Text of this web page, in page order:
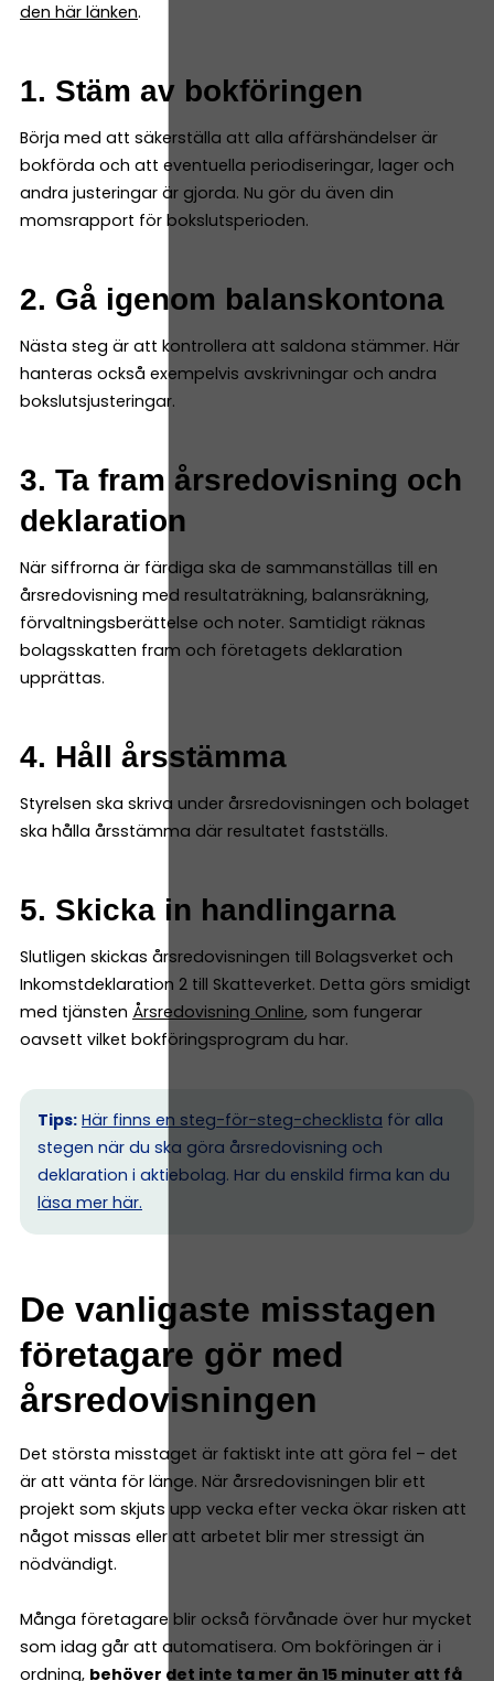
den här länken.
1. Stäm av bokföringen
Börja med att säkerställa att alla affärshändelser är
bokförda och att eventuella periodiseringar, lager och
andra justeringar är gjorda. Nu gör du även din
momsrapport för bokslutsperioden.
2. Gå igenom balanskontona
Nästa steg är att kontrollera att saldona stämmer. Här
hanteras också exempelvis avskrivningar och andra
bokslutsjusteringar.
3. Ta fram årsredovisning och
deklaration
När siffrorna är färdiga ska de sammanställas till en
årsredovisning med resultaträkning, balansräkning,
förvaltningsberättelse och noter. Samtidigt räknas
bolagsskatten fram och företagets deklaration
upprättas.
4. Håll årsstämma
Styrelsen ska skriva under årsredovisningen och bolaget
ska hålla årsstämma där resultatet fastställs.
5. Skicka in handlingarna
Slutligen skickas årsredovisningen till Bolagsverket och
Inkomstdeklaration 2 till Skatteverket. Detta görs smidigt
med tjänsten Årsredovisning Online, som fungerar
oavsett vilket bokföringsprogram du har.
Tips: Här finns en steg-för-steg-checklista för alla
stegen när du ska göra årsredovisning och
deklaration i aktiebolag. Har du enskild firma kan du
läsa mer här.
De vanligaste misstagen
företagare gör med
årsredovisningen
Det största misstaget är faktiskt inte att göra fel – det
är att vänta för länge. När årsredovisningen blir ett
projekt som skjuts upp vecka efter vecka ökar risken att
något missas eller att arbetet blir mer stressigt än
nödvändigt.
Många företagare blir också förvånade över hur mycket
som idag går att automatisera. Om bokföringen är i
ordning, behöver det inte ta mer än 15 minuter att få